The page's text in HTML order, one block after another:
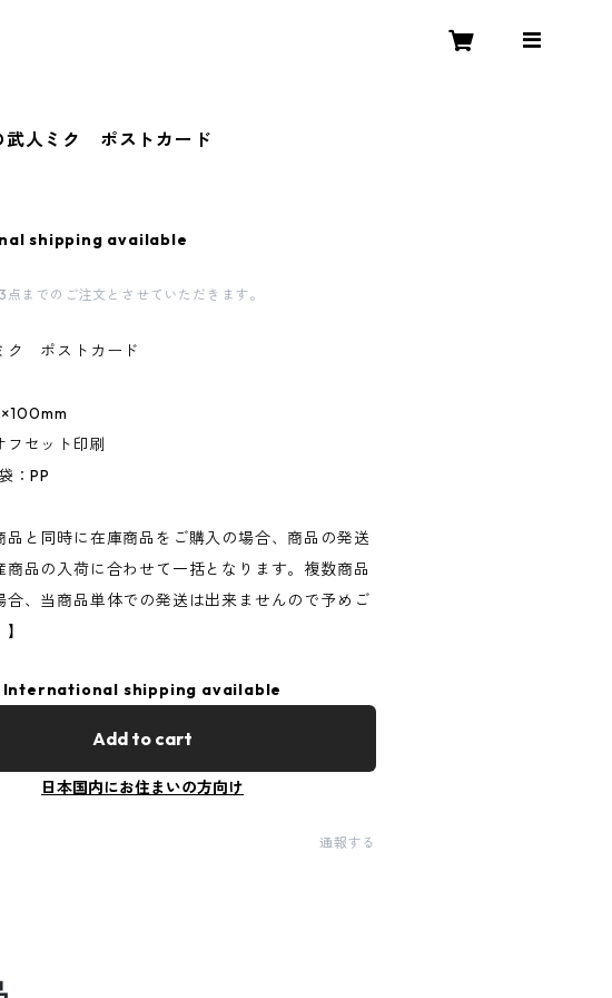
武人ミク ポストカード
shipping available
点までのご注文とさせていただきます。
ク ポストカード
フセット印刷
：PP
品と同時に在庫商品をご購入の場合、商品の発送
商品の入荷に合わせて一括となります。複数商品
合、当商品単体での発送は出来ませんので予めご
International shipping available
Add to cart
日本国内にお住まいの方向け
通報する